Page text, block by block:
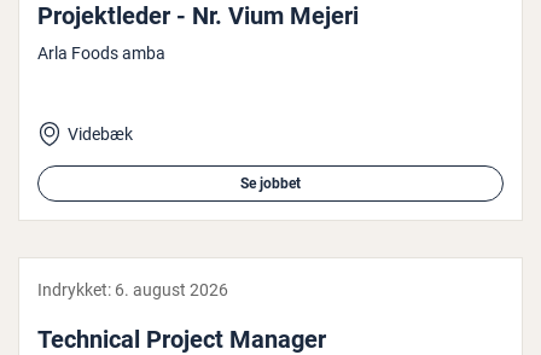
Pro­jekt­le­der - Nr. Vium Mejeri
Arla Foods amba
Videbæk
Se jobbet
Indrykket: 6. august 2026
Technical Project Manager